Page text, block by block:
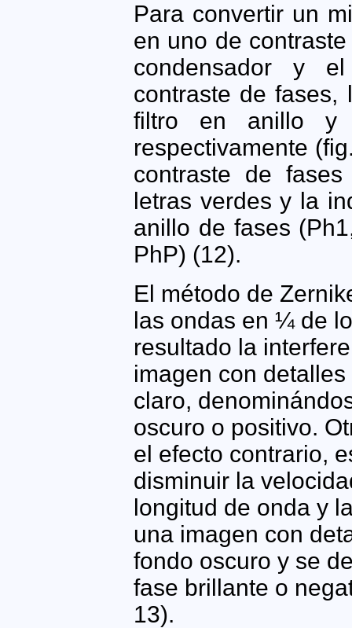
Para convertir un
en uno de
condensador y
contraste de fases,
filtro en anillo y
respectivamente
contraste de
letras verdes y la
anillo de fases
PhP) (12).
El método de
las ondas en ¼ de
resultado la
imagen con
claro,
oscuro o positivo.
el efecto contrario,
disminuir la
longitud de onda y
una imagen con
fondo oscuro y se
fase brillante o
13).